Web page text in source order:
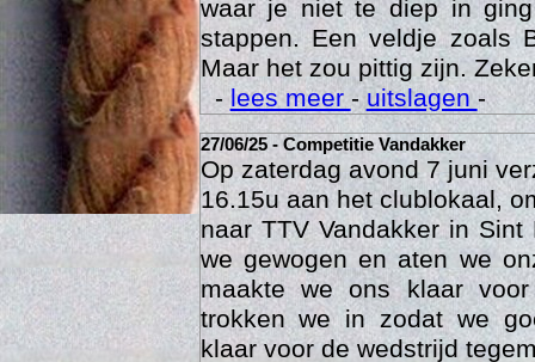
waar je niet te diep in
stappen. Een veldje zoals
Maar het zou pittig zijn.
-lees meer - uitslagen-
27/06/25 - Competitie Vandakker
Op zaterdag avond 7 juni
16.15u aan het clublokaal,
naar TTV Vandakker in
we gewogen en aten we
maakte we ons klaar
trokken we in zodat we
klaar voor de wedstrijd